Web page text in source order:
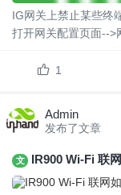
IG网关上禁止某些终
打开网关配置页面-->
1
Admin
发布了文章
文 IR900 Wi-Fi 联